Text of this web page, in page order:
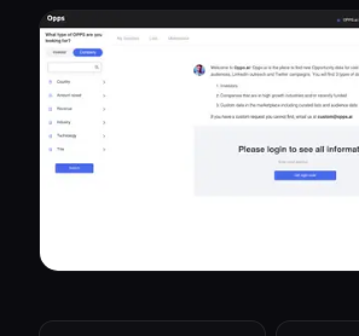
Toutes les catégories
À propos